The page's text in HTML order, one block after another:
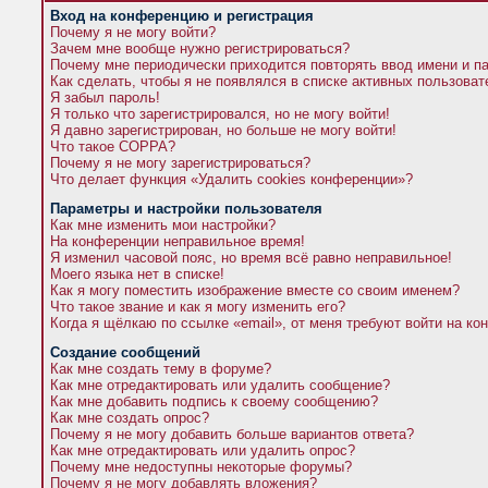
Вход на конференцию и регистрация
Почему я не могу войти?
Зачем мне вообще нужно регистрироваться?
Почему мне периодически приходится повторять ввод имени и
Как сделать, чтобы я не появлялся в списке активных
Я забыл пароль!
Я только что зарегистрировался, но не могу войти!
Я давно зарегистрирован, но больше не могу войти!
Что такое COPPA?
Почему я не могу зарегистрироваться?
Что делает функция «Удалить cookies конференции»?
Параметры и настройки пользователя
Как мне изменить мои настройки?
На конференции неправильное время!
Я изменил часовой пояс, но время всё равно неправильное!
Моего языка нет в списке!
Как я могу поместить изображение вместе со своим именем?
Что такое звание и как я могу изменить его?
Когда я щёлкаю по ссылке «email», от меня требуют войти на
Создание сообщений
Как мне создать тему в форуме?
Как мне отредактировать или удалить сообщение?
Как мне добавить подпись к своему сообщению?
Как мне создать опрос?
Почему я не могу добавить больше вариантов ответа?
Как мне отредактировать или удалить опрос?
Почему мне недоступны некоторые форумы?
Почему я не могу добавлять вложения?